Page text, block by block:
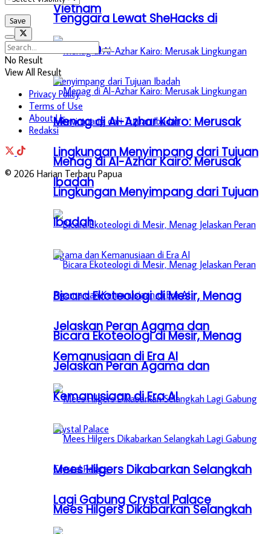
Vietnam
Menag di Al-Azhar Kairo: Merusak
Lingkungan Menyimpang dari Tujuan
Ibadah
Bicara Ekoteologi di Mesir, Menag
Jelaskan Peran Agama dan
Kemanusiaan di Era AI
Mees Hilgers Dikabarkan Selangkah
Lagi Gabung Crystal Palace
Tenggara Lewat SheHacks di
Vietnam
Menag di Al-Azhar Kairo: Merusak
Lingkungan Menyimpang dari Tujuan
Ibadah
Bicara Ekoteologi di Mesir, Menag
Jelaskan Peran Agama dan
Kemanusiaan di Era AI
Mees Hilgers Dikabarkan Selangkah
No Result
View All Result
Privacy Policy
Terms of Use
About Us
Redaksi
© 2026 Harian Terbaru Papua